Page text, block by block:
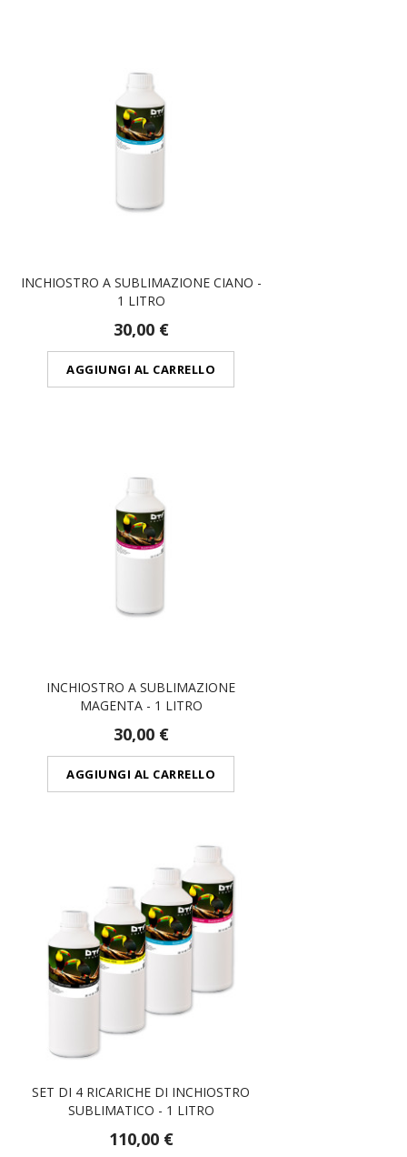
INCHIOSTRO A SUBLIMAZIONE CIANO -
1 LITRO
30,00 €
AGGIUNGI AL CARRELLO
INCHIOSTRO A SUBLIMAZIONE
MAGENTA - 1 LITRO
30,00 €
AGGIUNGI AL CARRELLO
SET DI 4 RICARICHE DI INCHIOSTRO
SUBLIMATICO - 1 LITRO
110,00 €